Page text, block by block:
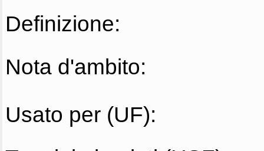
Definizione:
Nota d'ambito:
Usato per (UF):